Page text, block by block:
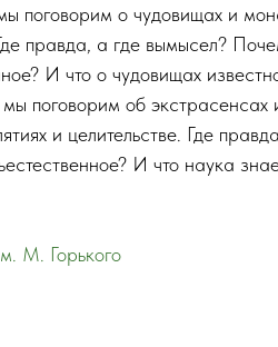
поговорим о чудовищах и
правда, а где вымысел?
И что о чудовищах
поговорим об экстрасенсах
и целительстве. Где
И что наука
М. Горького